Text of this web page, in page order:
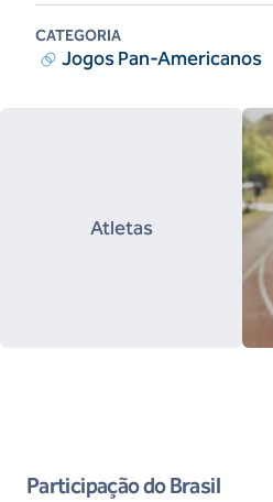
CATEGORIA
Jogos Pan-Americanos
Atletas
Participação do Brasil